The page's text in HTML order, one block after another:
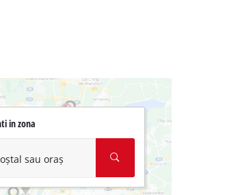
in zona
sau oraș